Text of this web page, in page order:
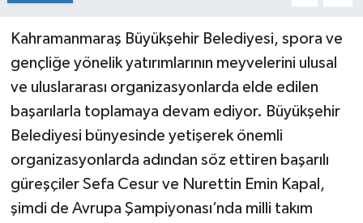
Kahramanmaraş Büyükşehir Belediyesi, spora ve
gençliğe yönelik yatırımlarının meyvelerini ulusal
ve uluslararası organizasyonlarda elde edilen
başarılarla toplamaya devam ediyor. Büyükşehir
Belediyesi bünyesinde yetişerek önemli
organizasyonlarda adından söz ettiren başarılı
güreşçiler Sefa Cesur ve Nurettin Emin Kapal,
şimdi de Avrupa Şampiyonası’nda milli takım